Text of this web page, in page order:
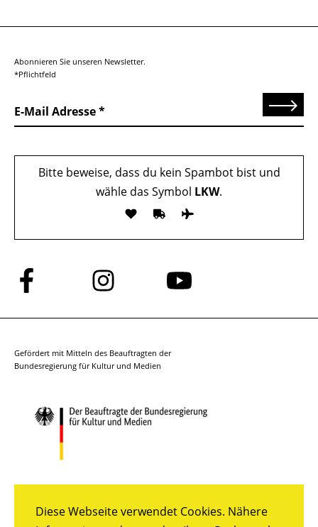
Diese Webseite verwendet Cookies. Nähere
Abonnieren Sie unseren Newsletter.
*Pflichtfeld
E-Mail Adresse Senden
Bitte beweise, dass du kein Spambot bist und
wähle das Symbol LKW.
Folge
uns
auf
Folge
uns
auf
Folge
auf
Gefördert mit Mitteln des Beauftragten der
Bundesregierung für Kultur und Medien